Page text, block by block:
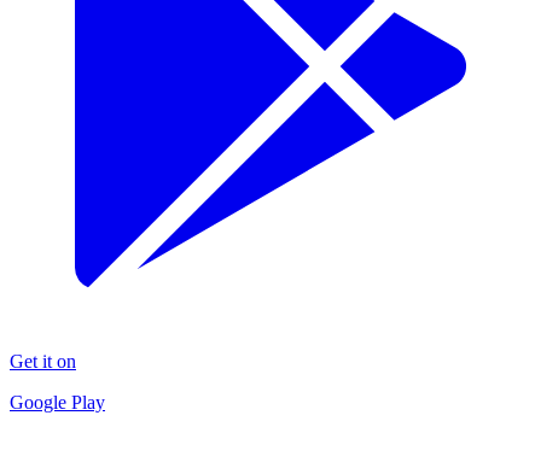
Get it on
Google Play